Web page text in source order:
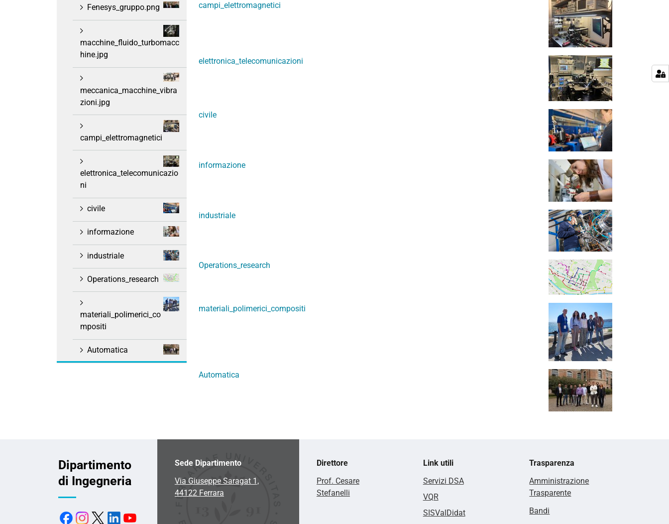
campi_elettromagnetici
elettronica_telecomunicazioni
civile
informazione
industriale
Operations_research
materiali_polimerici_compositi
Automatica
Fenesys_gruppo.png
macchine_fluido_turbomacc
hine.jpg
meccanica_macchine_vibra
zioni.jpg
campi_elettromagnetici
elettronica_telecomunicazio
ni
civile
informazione
industriale
Operations_research
materiali_polimerici_co
mpositi
Automatica
Dipartimento
di Ingegneria
Sede Dipartimento
Via Giuseppe Saragat 1,
44122 Ferrara
Direttore
Prof. Cesare
Stefanelli
Link utili
Servizi DSA
VQR
SISValDidat
Trasparenza
Amministrazione
Trasparente
Bandi